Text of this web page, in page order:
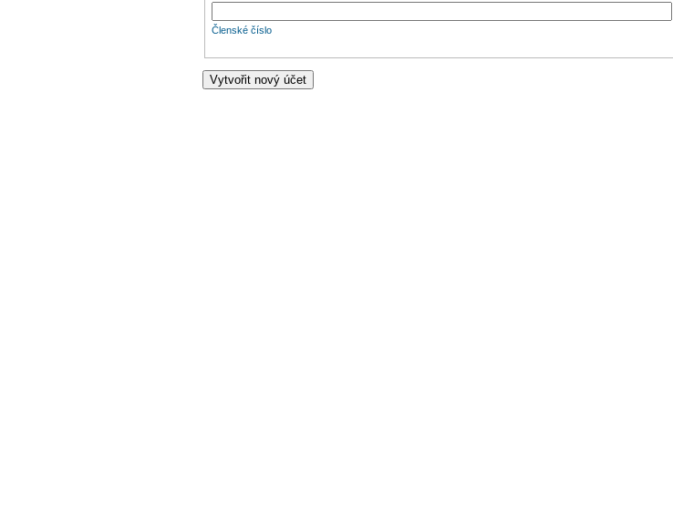
Členské číslo